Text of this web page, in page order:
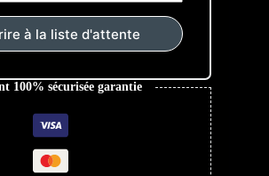
à la liste d'attente
Paiement 100% sécurisée garantie